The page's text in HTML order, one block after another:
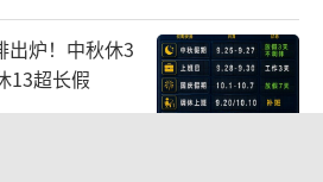
出炉！中秋休3
13超长假